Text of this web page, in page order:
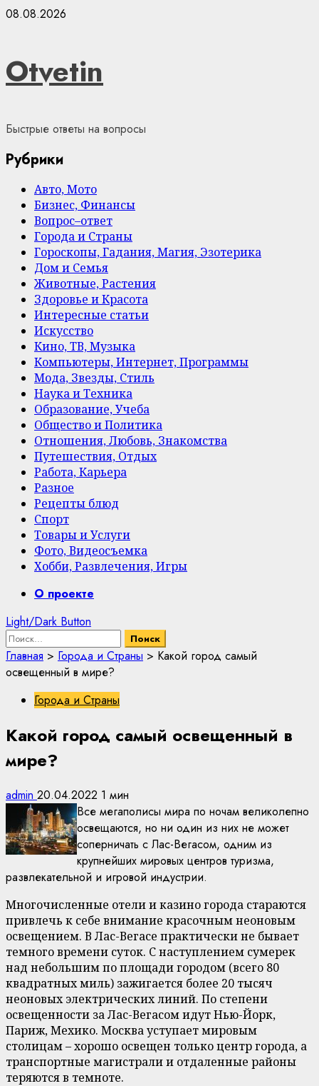
Skip
08.08.2026
Otvetin
Быстрые ответы на вопросы
Рубрики
Авто, Мото
Бизнес, Финансы
Вопрос–ответ
Города и Страны
Гороскопы, Гадания, Магия, Эзотерика
Дом и Семья
Животные, Растения
Здоровье и Красота
Интересные статьи
Искусство
Кино, ТВ, Музыка
Компьютеры, Интернет, Программы
Мода, Звезды, Стиль
Наука и Техника
Образование, Учеба
Общество и Политика
Отношения, Любовь, Знакомства
Путешествия, Отдых
Работа, Карьера
Разное
Рецепты блюд
Спорт
Товары и Услуги
Фото, Видеосъемка
Хобби, Развлечения, Игры
PrimaryО проекте
Light/Dark Button
Найти:
Главная > Города и Страны > Какой город самый
освещенный в мире?
Города и Страны
Какой город самый освещенный в
мире?
admin 20.04.2022 1 мин
Все мегаполисы мира по ночам великолепно
освещаются, но ни один из них не может
соперничать с Лас-Вегасом, одним из
крупнейших мировых центров туризма,
развлекательной и игровой индустрии.
Многочисленные отели и казино города стараются
привлечь к себе внимание красочным неоновым
освещением. В Лас-Вегасе практически не бывает
темного времени суток. С наступлением сумерек
над небольшим по площади городом (всего 80
квадратных миль) зажигается более 20 тысяч
неоновых электрических линий. По степени
освещенности за Лас-Вегасом идут Нью-Йорк,
Париж, Мехико. Москва уступает мировым
столицам – хорошо освещен только центр города, а
транспортные магистрали и отдаленные районы
теряются в темноте.